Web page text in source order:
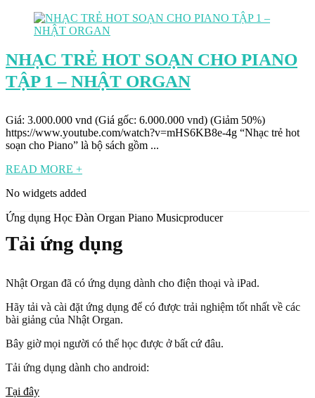
NHẠC TRẺ HOT SOẠN CHO PIANO
TẬP 1 – NHẬT ORGAN
Giá: 3.000.000 vnd (Giá gốc: 6.000.000 vnd) (Giảm 50%)
https://www.youtube.com/watch?v=mHS6KB8e-4g “Nhạc trẻ hot
soạn cho Piano” là bộ sách gồm ...
READ MORE +
No widgets added
Ứng dụng Học Đàn Organ Piano Musicproducer
Tải ứng dụng
Nhật Organ đã có ứng dụng dành cho điện thoại và iPad.
Hãy tải và cài đặt ứng dụng để có được trải nghiệm tốt nhất về các
bài giảng của Nhật Organ.
Bây giờ mọi người có thể học được ở bất cứ đâu.
Tải ứng dụng dành cho android:
Tại đây